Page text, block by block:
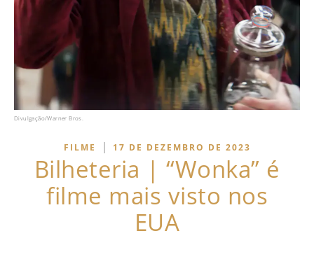
Divulgação/Warner Bros.
FILME | 17 DE DEZEMBRO DE 2023
Bilheteria | “Wonka” é
filme mais visto nos
EUA